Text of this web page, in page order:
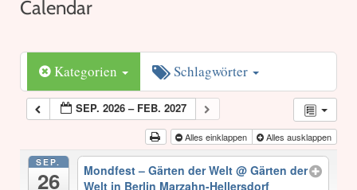
Calendar
Kategorien Schlagwörter
SEP. 2026 – FEB. 2027
Alles einklappen Alles ausklappen
SEP.
26 Mondfest – Gärten der Welt@ Gärten der
Welt in Berlin Marzahn-Hellersdorf